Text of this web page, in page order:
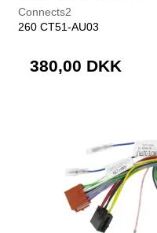
Connects2
260 CT51-AU03
380,00 DKK